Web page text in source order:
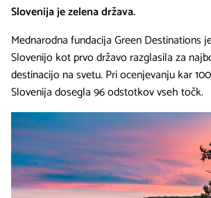
Slovenija je zelena država.
Mednarodna fundacija Green Destinations
Slovenijo kot prvo državo razglasila za
destinacijo na svetu. Pri ocenjevanju kar
Slovenija dosegla 96 odstotkov vseh točk.